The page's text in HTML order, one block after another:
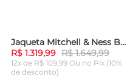
-20%Jaqueta Mitchell & Ness Big Face 4.0 Satin New York Knicks Preta
R$ 1.319,99 R$ 1.649,99
12x de R$ 109,99 Ou no Pix (10%
de desconto)